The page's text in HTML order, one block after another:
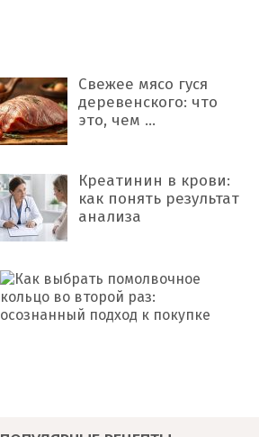
Свежее мясо гуся
деревенского: что
это, чем …
Креатинин в крови:
как понять результат
анализа